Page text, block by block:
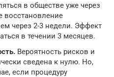
в обществе уже через
восстановление
через 2-3 недели. Эффект
в течении 3 месяцев.
Вероятность рисков и
сведена к нулю. Но,
если процедуру